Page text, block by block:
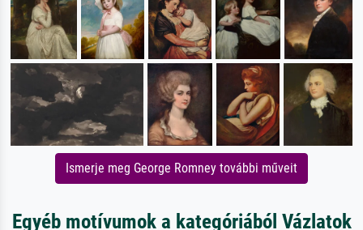
Ismerje meg George Romney további műveit
Egyéb motívumok a kategóriából Vázlatok